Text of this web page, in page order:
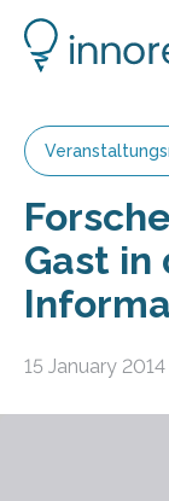
Gast in
15 January 2014